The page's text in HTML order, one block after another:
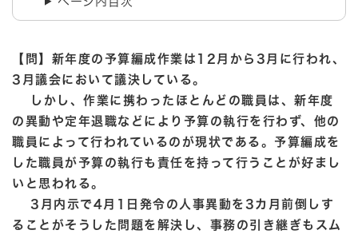
【問】新年度の予算編成作業は12月から3月に行われ、
3月議会において議決している。
しかし、作業に携わったほとんどの職員は、新年度
の異動や定年退職などにより予算の執行を行わず、他の
職員によって行われているのが現状である。予算編成を
した職員が予算の執行も責任を持って行うことが好まし
いと思われる。
3月内示で4月1日発令の人事異動を3カ月前倒しす
ることがそうした問題を解決し、事務の引き継ぎもスム